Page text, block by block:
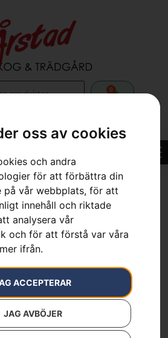
oss av cookies
och andra
för att förbättra din
på vår webbplats, för att
innehåll och riktade
analysera vår
och för att förstå var våra
ifrån.
ACCEPTERAR
JAG AVBÖJER
0
– fordon